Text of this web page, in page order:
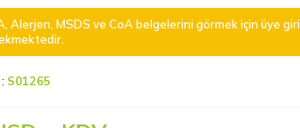
Alerjen, MSDS ve CoA belgelerini görmek için üye
S01265